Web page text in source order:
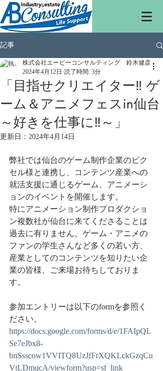
記事
「目指せクリエイター‼ ゲ
ーム＆アニメフェスin仙台
～好きを仕事に‼～」
株式会社エービーコンサルティング 鈴木健彦
2024年4月12日 読了時間: 3分
更新日： 2024年4月14日
弊社では仙台のゲーム制作企業のピク
セル様と連携し、コンテンツ産業への
就活支援に通じるゲーム、アニメーシ
ョンのイベントを開催します。
特にアニメーション制作プロダクショ
ン複数社が仙台に来てくださることは
過去に有りません。ゲーム・アニメの
ファンの学生さんなど多くの若い方、
産業としてのコンテンツを知りたい企
業の皆様、ご来場お待ちしておりま
す。
参加エントリーは以下のformを参照く
ださい。
https://docs.google.com/forms/d/e/1FAIpQL
Se7eJbx8-
bnSsscow1VVITQ8UzJfFrXQKLckGzqCu
VtLDmqcA/viewform?usp=sf_link